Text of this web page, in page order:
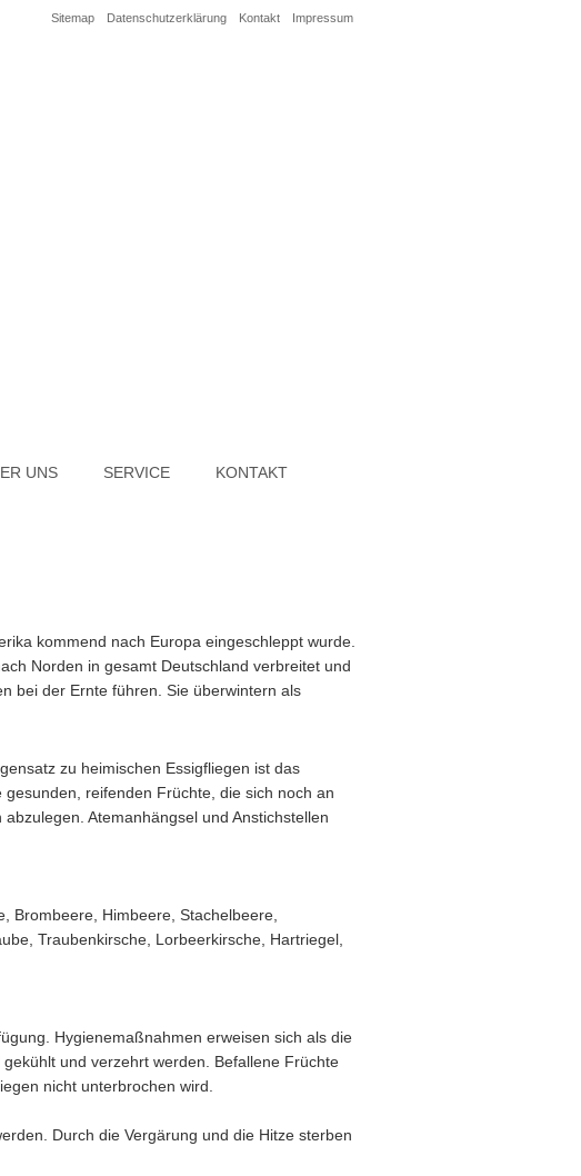
Impressum
Kontakt
Datenschutzerklärung
Sitemap
UNS SERVICE KONTAKT
kommend nach Europa eingeschleppt wurde.
Norden in gesamt Deutschland verbreitet und
bei der Ernte führen. Sie überwintern als
zu heimischen Essigfliegen ist das
reifenden Früchte, die sich noch an
Atemanhängsel und Anstichstellen
Brombeere, Himbeere, Stachelbeere,
Traubenkirsche, Lorbeerkirsche, Hartriegel,
Hygienemaßnahmen erweisen sich als die
und verzehrt werden. Befallene Früchte
nicht unterbrochen wird.
Durch die Vergärung und die Hitze sterben